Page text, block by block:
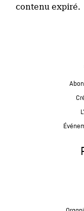
contenu expiré.